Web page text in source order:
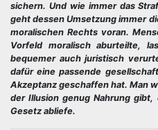
sichern. Und wie immer das
geht dessen Umsetzung immer
moralischen Rechts voran.
Vorfeld moralisch aburteilte,
bequemer auch juristisch
dafür eine passende
Akzeptanz geschaffen hat. Man
der Illusion genug Nahrung
Gesetz abliefe.